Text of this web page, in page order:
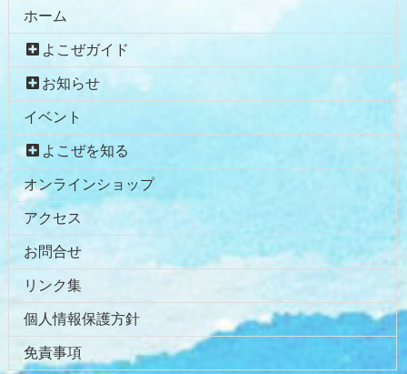
ホーム
よこぜガイド
お知らせ
イベント
よこぜを知る
オンラインショップ
アクセス
お問合せ
リンク集
個人情報保護方針
免責事項